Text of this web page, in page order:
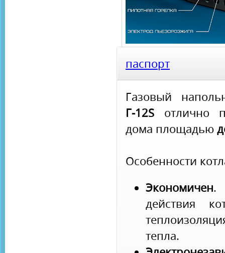
паспорт
Газовый
Г-12S отлично
дома площадью
Особенности
Экономичен
действия
тепла.